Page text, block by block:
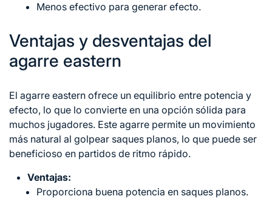
Menos efectivo para generar efecto.
Ventajas y desventajas del
agarre eastern
El agarre eastern ofrece un equilibrio entre potencia y
efecto, lo que lo convierte en una opción sólida para
muchos jugadores. Este agarre permite un movimiento
más natural al golpear saques planos, lo que puede ser
beneficioso en partidos de ritmo rápido.
Ventajas:
Proporciona buena potencia en saques planos.